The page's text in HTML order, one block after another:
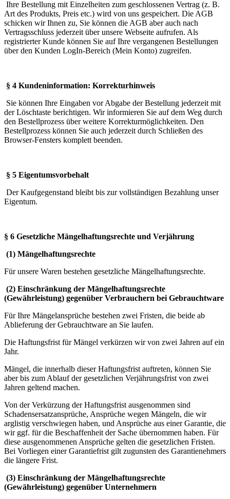
Ihre Bestellung mit Einzelheiten zum geschlossenen Vertrag (z. B.
Art des Produkts, Preis etc.) wird von uns gespeichert. Die AGB
schicken wir Ihnen zu, Sie können die AGB aber auch nach
Vertragsschluss jederzeit über unsere Webseite aufrufen. Als
registrierter Kunde können Sie auf Ihre vergangenen Bestellungen
über den Kunden LogIn-Bereich (Mein Konto) zugreifen.
§ 4 Kundeninformation: Korrekturhinweis
Sie können Ihre Eingaben vor Abgabe der Bestellung jederzeit mit
der Löschtaste berichtigen. Wir informieren Sie auf dem Weg durch
den Bestellprozess über weitere Korrekturmöglichkeiten. Den
Bestellprozess können Sie auch jederzeit durch Schließen des
Browser-Fensters komplett beenden.
§ 5 Eigentumsvorbehalt
Der Kaufgegenstand bleibt bis zur vollständigen Bezahlung unser
Eigentum.
§ 6 Gesetzliche Mängelhaftungsrechte und Verjährung
(1) Mängelhaftungsrechte
Für unsere Waren bestehen gesetzliche Mängelhaftungsrechte.
(2) Einschränkung der Mängelhaftungsrechte
(Gewährleistung) gegenüber Verbrauchern bei Gebrauchtware
Für Ihre Mängelansprüche bestehen zwei Fristen, die beide ab
Ablieferung der Gebrauchtware an Sie laufen.
Die Haftungsfrist für Mängel verkürzen wir von zwei Jahren auf ein
Jahr.
Mängel, die innerhalb dieser Haftungsfrist auftreten, können Sie
aber bis zum Ablauf der gesetzlichen Verjährungsfrist von zwei
Jahren geltend machen.
Von der Verkürzung der Haftungsfrist ausgenommen sind
Schadensersatzansprüche, Ansprüche wegen Mängeln, die wir
arglistig verschwiegen haben, und Ansprüche aus einer Garantie, die
wir ggf. für die Beschaffenheit der Sache übernommen haben. Für
diese ausgenommenen Ansprüche gelten die gesetzlichen Fristen.
Bei Vorliegen einer Garantiefrist gilt zugunsten des Garantienehmers
die längere Frist.
(3) Einschränkung der Mängelhaftungsrechte
(Gewährleistung) gegenüber Unternehmern